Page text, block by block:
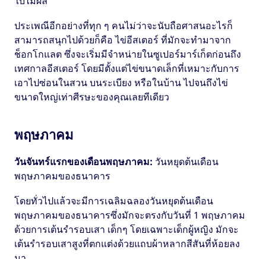
ประเพณีอีกอย่างที่ทุก ๆ คนไม่ว่าจะนับถือศาสนอะไรก็
สามารถสนุกไปด้วยก็คือ ไข่อีสเตอร์ ที่มักจะทำมาจาก
ช็อกโกแลต ซึ่งจะเริ่มมีจำหน่ายในซูเปอร์มาร์เก็ตก่อนถึง
เทศกาลอีสเตอร์ โดยมีตั้งแต่ไข่ขนาดเล็กที่เหมาะกับการ
เอาไปซ่อนในสวน บนระเบียง หรือในบ้าน ไปจนถึงไข่
ขนาดใหญ่เท่าศีรษะของคุณเลยทีเดียว
พฤษภาคม
วันจันทร์แรกของเดือนพฤษภาคม: วันหยุดต้นเดือน
พฤษภาคมของธนาคาร
โดยทั่วไปแล้วจะมีการเฉลิมฉลองวันหยุดต้นเดือน
พฤษภาคมของธนาคารซึ่งมักจะตรงกับวันที่ 1 พฤษภาคม
ด้วยการเต้นรำรอบเสา เด็กๆ โดยเฉพาะเด็กผู้หญิง มักจะ
เต้นรำรอบเสาสูงที่ตกแต่งด้วยแถบผ้าหลากสีสันที่ห้อยลง